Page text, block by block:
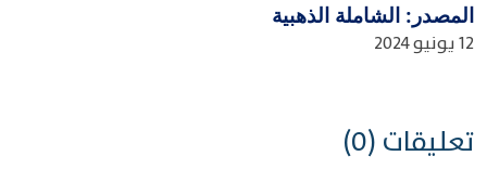
المصدر: الشاملة الذهبية
12 يونيو 2024
تعليقات (0)